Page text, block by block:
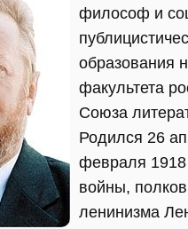
философ и
образования
факультета
Союза
Родился 26
февраля 1918
войны,
ленинизма